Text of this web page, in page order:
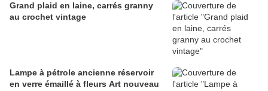
Grand plaid en laine, carrés granny
au crochet vintage
Lampe à pétrole ancienne réservoir
en verre émaillé à fleurs Art nouveau